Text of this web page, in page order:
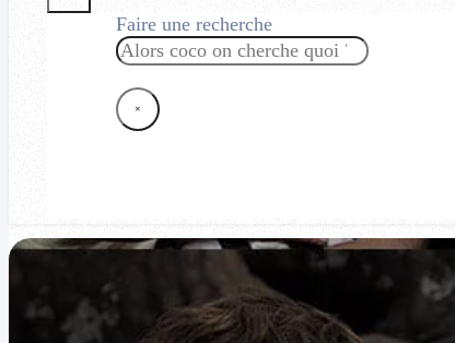
Faire une recherche
Rechercher
×